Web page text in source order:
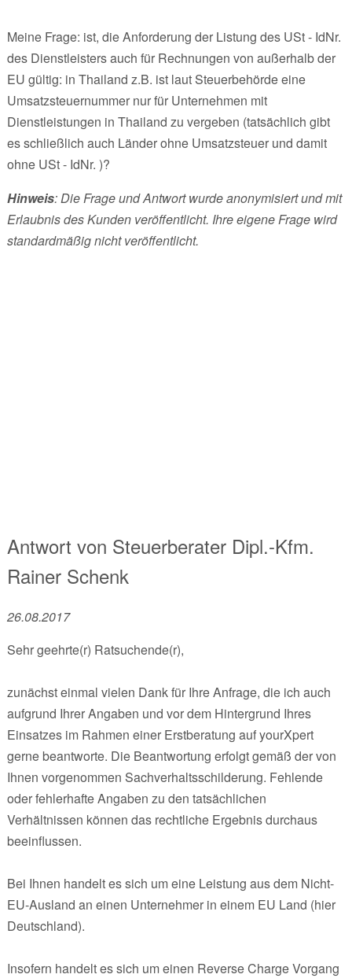
Meine Frage: ist, die Anforderung der Listung des USt - IdNr.
des Dienstleisters auch für Rechnungen von außerhalb der
EU gültig: in Thailand z.B. ist laut Steuerbehörde eine
Umsatzsteuernummer nur für Unternehmen mit
Dienstleistungen in Thailand zu vergeben (tatsächlich gibt
es schließlich auch Länder ohne Umsatzsteuer und damit
ohne USt - IdNr. )?
Hinweis: Die Frage und Antwort wurde anonymisiert und mit
Erlaubnis des Kunden veröffentlicht. Ihre eigene Frage wird
standardmäßig nicht veröffentlicht.
Antwort von Steuerberater Dipl.-Kfm.
Rainer Schenk
26.08.2017
Sehr geehrte(r) Ratsuchende(r),
zunächst einmal vielen Dank für Ihre Anfrage, die ich auch
aufgrund Ihrer Angaben und vor dem Hintergrund Ihres
Einsatzes im Rahmen einer Erstberatung auf yourXpert
gerne beantworte. Die Beantwortung erfolgt gemäß der von
Ihnen vorgenommen Sachverhaltsschilderung. Fehlende
oder fehlerhafte Angaben zu den tatsächlichen
Verhältnissen können das rechtliche Ergebnis durchaus
beeinflussen.
Bei Ihnen handelt es sich um eine Leistung aus dem Nicht-
EU-Ausland an einen Unternehmer in einem EU Land (hier
Deutschland).
Insofern handelt es sich um einen Reverse Charge Vorgang